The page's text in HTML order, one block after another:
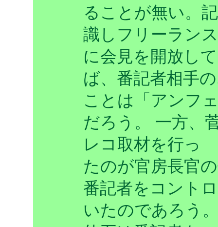
ることが無い。
識しフリーラン
に会見を開放し
ば、番記者相手
ことは「アンフ
だろう。 一方、
レコ取材を行っ
たのが官房長官
番記者をコント
いたのであろう